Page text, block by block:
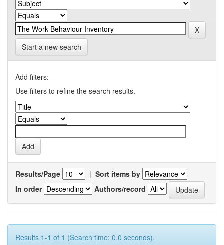
Start a new search
Add filters:
Use filters to refine the search results.
Results/Page | Sort items by
In order
Authors/record
Results 1-1 of 1 (Search time: 0.0 seconds).